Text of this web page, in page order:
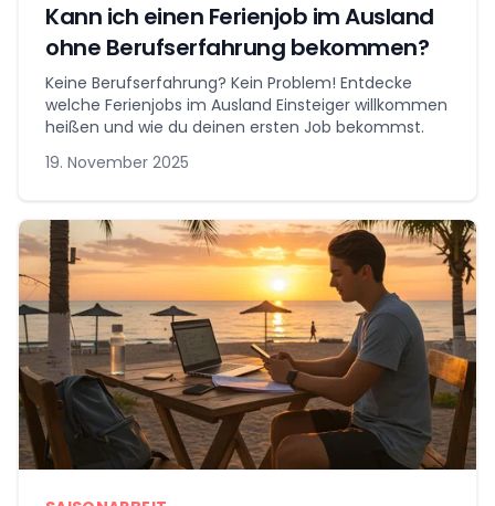
Kann ich einen Ferienjob im Ausland
ohne Berufserfahrung bekommen?
Keine Berufserfahrung? Kein Problem! Entdecke
welche Ferienjobs im Ausland Einsteiger willkommen
heißen und wie du deinen ersten Job bekommst.
19. November 2025